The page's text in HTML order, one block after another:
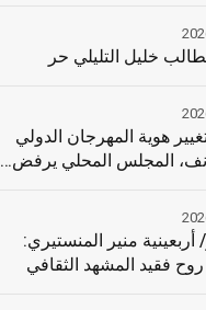
خليل التليلي حر
هوية المهرجان الدولي
المجلس المحلي يرفض…
أربعينية منير المنستيري:
فقيد المشهد الثقافي